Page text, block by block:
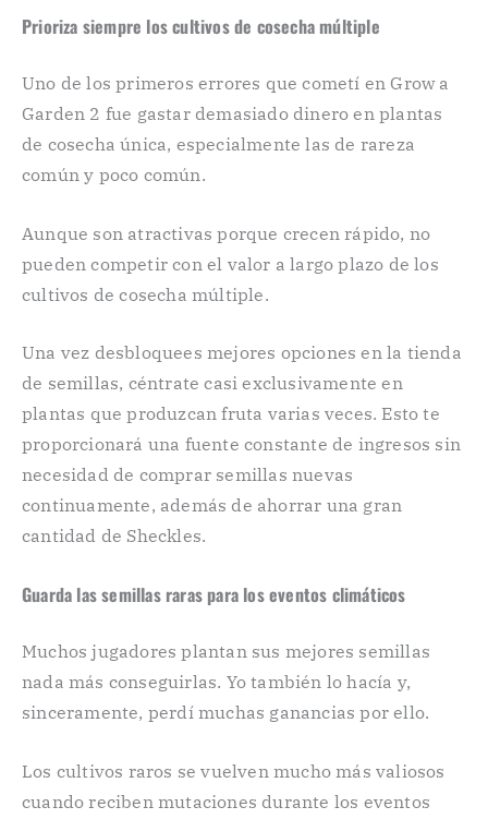
Prioriza siempre los cultivos de cosecha múltiple
Uno de los primeros errores que cometí en Grow a
Garden 2 fue gastar demasiado dinero en plantas
de cosecha única, especialmente las de rareza
común y poco común.
Aunque son atractivas porque crecen rápido, no
pueden competir con el valor a largo plazo de los
cultivos de cosecha múltiple.
Una vez desbloquees mejores opciones en la tienda
de semillas, céntrate casi exclusivamente en
plantas que produzcan fruta varias veces. Esto te
proporcionará una fuente constante de ingresos sin
necesidad de comprar semillas nuevas
continuamente, además de ahorrar una gran
cantidad de Sheckles.
Guarda las semillas raras para los eventos climáticos
Muchos jugadores plantan sus mejores semillas
nada más conseguirlas. Yo también lo hacía y,
sinceramente, perdí muchas ganancias por ello.
Los cultivos raros se vuelven mucho más valiosos
cuando reciben mutaciones durante los eventos